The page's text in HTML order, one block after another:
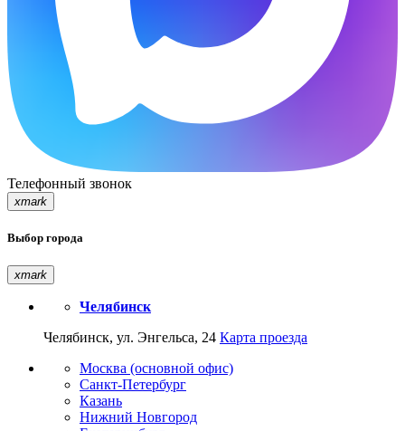
Телефонный звонок
xmark
Выбор города
xmark
Челябинск
Челябинск, ул. Энгельса, 24 Карта проезда
Москва (основной офис)
Санкт-Петербург
Казань
Нижний Новгород